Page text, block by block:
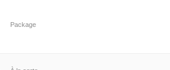
Package